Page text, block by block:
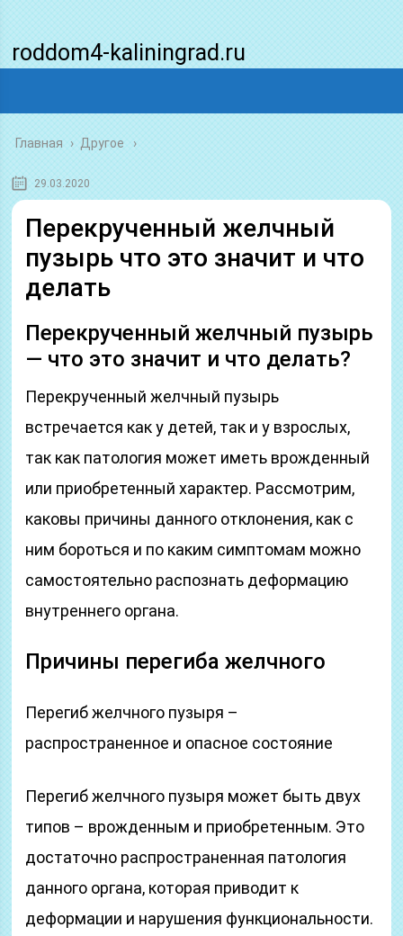
roddom4-kaliningrad.ru
Главная › Другое
29.03.2020
Перекрученный желчный
пузырь что это значит и что
делать
Перекрученный желчный пузырь
— что это значит и что делать?
Перекрученный желчный пузырь
встречается как у детей, так и у взрослых,
так как патология может иметь врожденный
или приобретенный характер. Рассмотрим,
каковы причины данного отклонения, как с
ним бороться и по каким симптомам можно
самостоятельно распознать деформацию
внутреннего органа.
Причины перегиба желчного
Перегиб желчного пузыря –
распространенное и опасное состояние
Перегиб желчного пузыря может быть двух
типов – врожденным и приобретенным. Это
достаточно распространенная патология
данного органа, которая приводит к
деформации и нарушения функциональности.